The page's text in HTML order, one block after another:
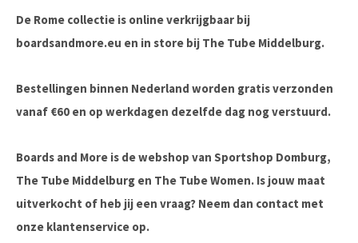
De Rome collectie is online verkrijgbaar bij
boardsandmore.eu en in store bij The Tube Middelburg.
Bestellingen binnen Nederland worden gratis verzonden
vanaf €60 en op werkdagen dezelfde dag nog verstuurd.
Boards and More is de webshop van Sportshop Domburg,
The Tube Middelburg en The Tube Women. Is jouw maat
uitverkocht of heb jij een vraag? Neem dan contact met
onze klantenservice op.